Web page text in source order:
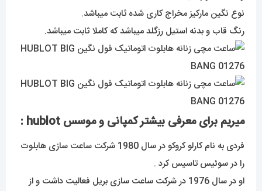
نوع نگین مارکیز مخراج کاری شده ثابت میباشد.
رنگ قاب و بدنه استیل رزگلد میباشد که کاملا ثابت میباشد.
میریم برای معرفی بیشتر کمپانی و موسس hublot :
فردی به نام کارلو کروکو در سال 1980 شرکت ساعت سازی هابلوت
را در سوئیس تاسیس کرد .
او در سال 1976 در شرکت ساعت سازی بریل فعالیت داشت و از